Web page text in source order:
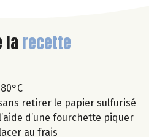
larecette
retirer le papier sulfurisé
d’une fourchette piquer
au frais